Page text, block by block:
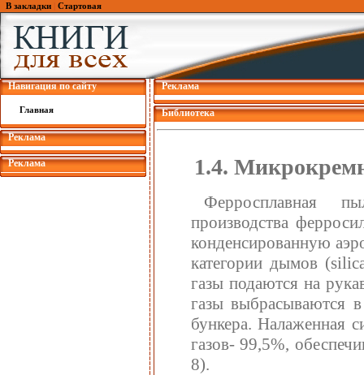
В закладки Стартовая
Навигация по сайту
Главная
Реклама
Реклама
Реклама
Библиотека
1.4.
Ферросплавная
производства
конденсированную
категории дымов
газы подаются на
газы выбрасываются
бункера. Налаженная
газов- 99,5%,
8).